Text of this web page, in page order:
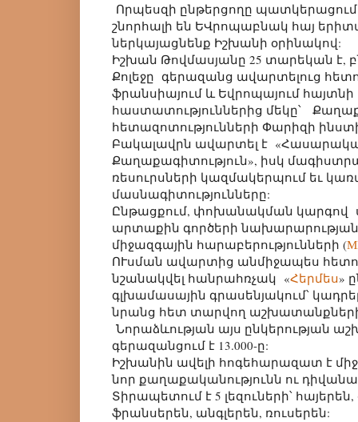
Որպեսզի ընթերցողը պատկերացում
շնորհալի են ԵՎրոպաբնակ հայ
ներկայացնենք Իշխանի օրինակով:
Իշխան Թովմասյանը 25 տարեկան է,
Քոլեջը գերազանց ավարտելուց հետո,
ֆրանսիայում և Եվրոպայում
հաստատություններից մեկը՝
հետազոտությունների Փարիզի
Բակալավրն ավարտել է
Քաղաքագիտություն», իսկ
ռեսուրսների կազմակերպում եւ
մասնագիտությունները:
Ընթացքում, փոխանակման կարգով
արտաքին գործերի
միջազգային հարաբերությունների (
ՈՒսման ավարտից անմիջապես
նշանակվել հանրահռչակ «Հերմես»
գլխամասային գրասենյակում՝
նրանց հետ տարվող
Նորաձևության այս ընկերության
գերազանցում է 13.000-ը:
Իշխանին ավելի հոգեհարազատ է
նոր քաղաքականությունն ու
Տիրապետում է 5 լեզուների՝
ֆրանսերեն, անգլերեն, ռուսերեն: